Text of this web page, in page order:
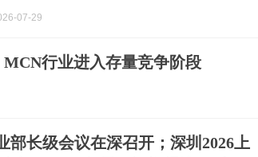
07-29
行业进入存量竞争阶段
部长级会议在深召开；深圳2026上